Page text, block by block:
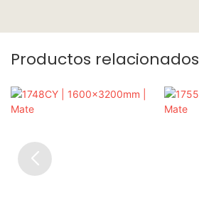
Productos relacionados